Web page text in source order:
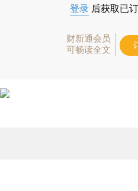
登录 后获取已
财新通会员
可畅读全文